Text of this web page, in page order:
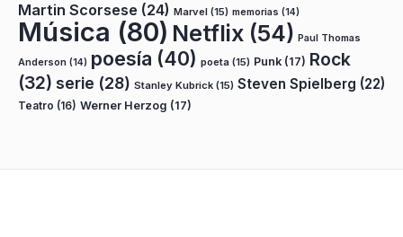
Martin Scorsese (24) Marvel (15) memorias (14)
Música (80) Netflix (54) Paul Thomas
Anderson (14) poesía (40) poeta (15) Punk (17) Rock
(32) serie (28) Stanley Kubrick (15) Steven Spielberg (22)
Teatro (16) Werner Herzog (17)